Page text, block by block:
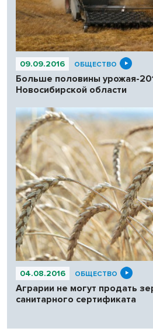
09.09.2016 ОБЩЕСТВО
Больше половины урожая-
Новосибирской области
04.08.2016 ОБЩЕСТВО
Аграрии не могут продать
санитарного сертификата